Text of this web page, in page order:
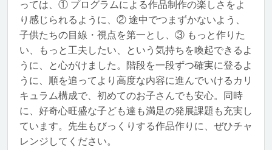
っては、① プログラムによる作品制作の楽しさをよ
り感じられるように、② 途中でつまずかないよう、
子供たちの目線・視点を第一とし、③ もっと作りた
い、もっと工夫したい、という気持ちを喚起できるよ
うに、と心がけました。階段を一段ずつ確実に登るよ
うに、順を追ってより高度な内容に進んでいけるカリ
キュラム構成で、初めてのお子さんでも安心。同時
に、好奇心旺盛な子ども達も満足の発展課題も充実し
ています。先生もびっくりする作品作りに、ぜひチャ
レンジしてください。